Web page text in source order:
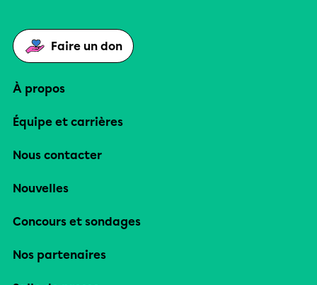
Faire un don
À propos
Équipe et carrières
Nous contacter
Nouvelles
Concours et sondages
Nos partenaires